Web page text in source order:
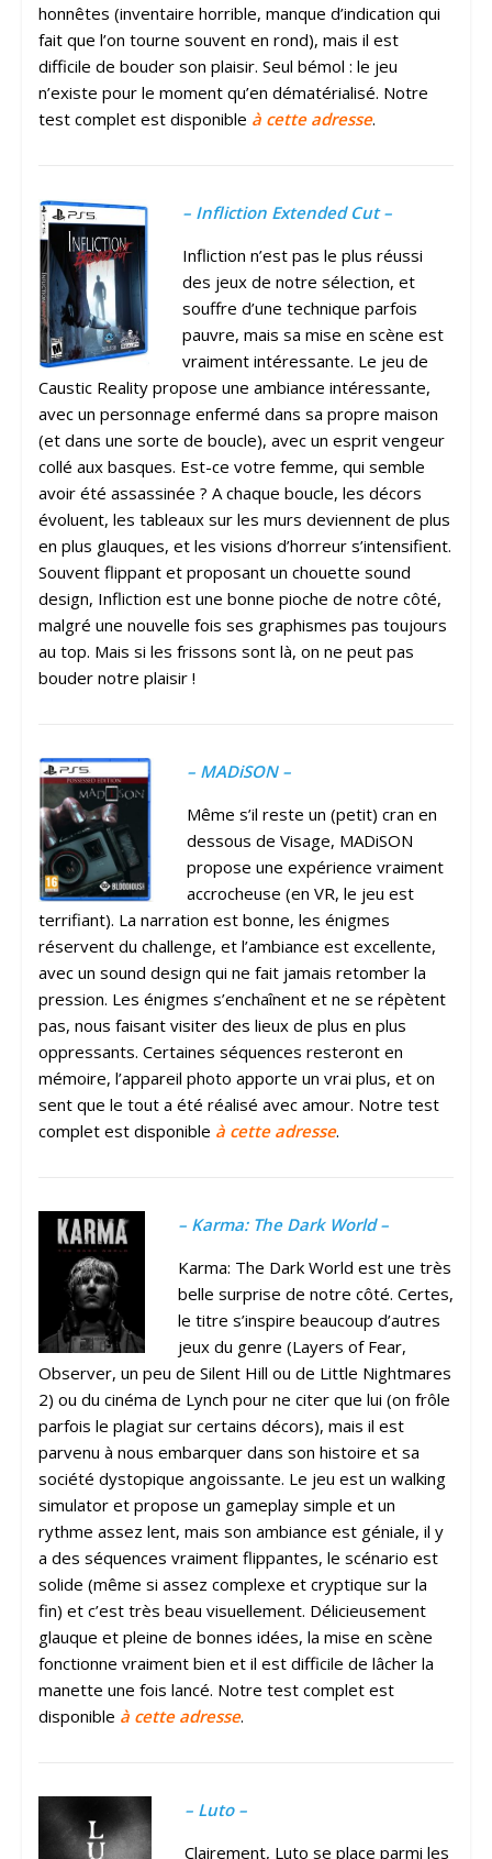
honnêtes (inventaire horrible, manque d’indication qui
fait que l’on tourne souvent en rond), mais il est
difficile de bouder son plaisir. Seul bémol : le jeu
n’existe pour le moment qu’en dématérialisé. Notre
test complet est disponible à cette adresse.
– Infliction Extended Cut –
Infliction n’est pas le plus réussi
des jeux de notre sélection, et
souffre d’une technique parfois
pauvre, mais sa mise en scène est
vraiment intéressante. Le jeu de
Caustic Reality propose une ambiance intéressante,
avec un personnage enfermé dans sa propre maison
(et dans une sorte de boucle), avec un esprit vengeur
collé aux basques. Est-ce votre femme, qui semble
avoir été assassinée ? A chaque boucle, les décors
évoluent, les tableaux sur les murs deviennent de plus
en plus glauques, et les visions d’horreur s’intensifient.
Souvent flippant et proposant un chouette sound
design, Infliction est une bonne pioche de notre côté,
malgré une nouvelle fois ses graphismes pas toujours
au top. Mais si les frissons sont là, on ne peut pas
bouder notre plaisir !
– MADiSON –
Même s’il reste un (petit) cran en
dessous de Visage, MADiSON
propose une expérience vraiment
accrocheuse (en VR, le jeu est
terrifiant). La narration est bonne, les énigmes
réservent du challenge, et l’ambiance est excellente,
avec un sound design qui ne fait jamais retomber la
pression. Les énigmes s’enchaînent et ne se répètent
pas, nous faisant visiter des lieux de plus en plus
oppressants. Certaines séquences resteront en
mémoire, l’appareil photo apporte un vrai plus, et on
sent que le tout a été réalisé avec amour. Notre test
complet est disponible à cette adresse.
– Karma: The Dark World –
Karma: The Dark World est une très
belle surprise de notre côté. Certes,
le titre s’inspire beaucoup d’autres
jeux du genre (Layers of Fear,
Observer, un peu de Silent Hill ou de Little Nightmares
2) ou du cinéma de Lynch pour ne citer que lui (on frôle
parfois le plagiat sur certains décors), mais il est
parvenu à nous embarquer dans son histoire et sa
société dystopique angoissante. Le jeu est un walking
simulator et propose un gameplay simple et un
rythme assez lent, mais son ambiance est géniale, il y
a des séquences vraiment flippantes, le scénario est
solide (même si assez complexe et cryptique sur la
fin) et c’est très beau visuellement. Délicieusement
glauque et pleine de bonnes idées, la mise en scène
fonctionne vraiment bien et il est difficile de lâcher la
manette une fois lancé. Notre test complet est
disponible à cette adresse.
– Luto –
Clairement, Luto se place parmi les